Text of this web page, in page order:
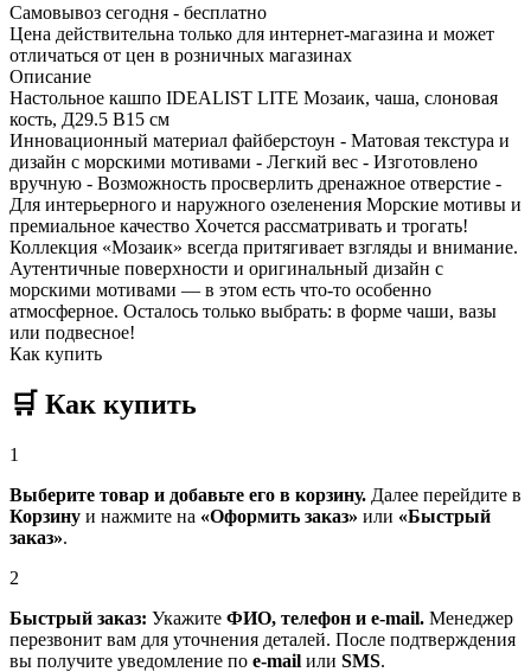
Самовывоз сегодня - бесплатно
Цена действительна только для интернет-магазина и может
отличаться от цен в розничных магазинах
Описание
Настольное кашпо IDEALIST LITE Мозаик, чаша, слоновая
кость, Д29.5 В15 см
Инновационный материал файберстоун - Матовая текстура и
дизайн с морскими мотивами - Легкий вес - Изготовлено
вручную - Возможность просверлить дренажное отверстие -
Для интерьерного и наружного озеленения Морские мотивы и
премиальное качество Хочется рассматривать и трогать!
Коллекция «Мозаик» всегда притягивает взгляды и внимание.
Аутентичные поверхности и оригинальный дизайн с
морскими мотивами — в этом есть что-то особенно
атмосферное. Осталось только выбрать: в форме чаши, вазы
или подвесное!
Как купить
🛒 Как купить
1
Выберите товар и добавьте его в корзину. Далее перейдите в
Корзину и нажмите на «Оформить заказ» или «Быстрый
заказ».
2
Быстрый заказ: Укажите ФИО, телефон и e-mail. Менеджер
перезвонит вам для уточнения деталей. После подтверждения
вы получите уведомление по e-mail или SMS.